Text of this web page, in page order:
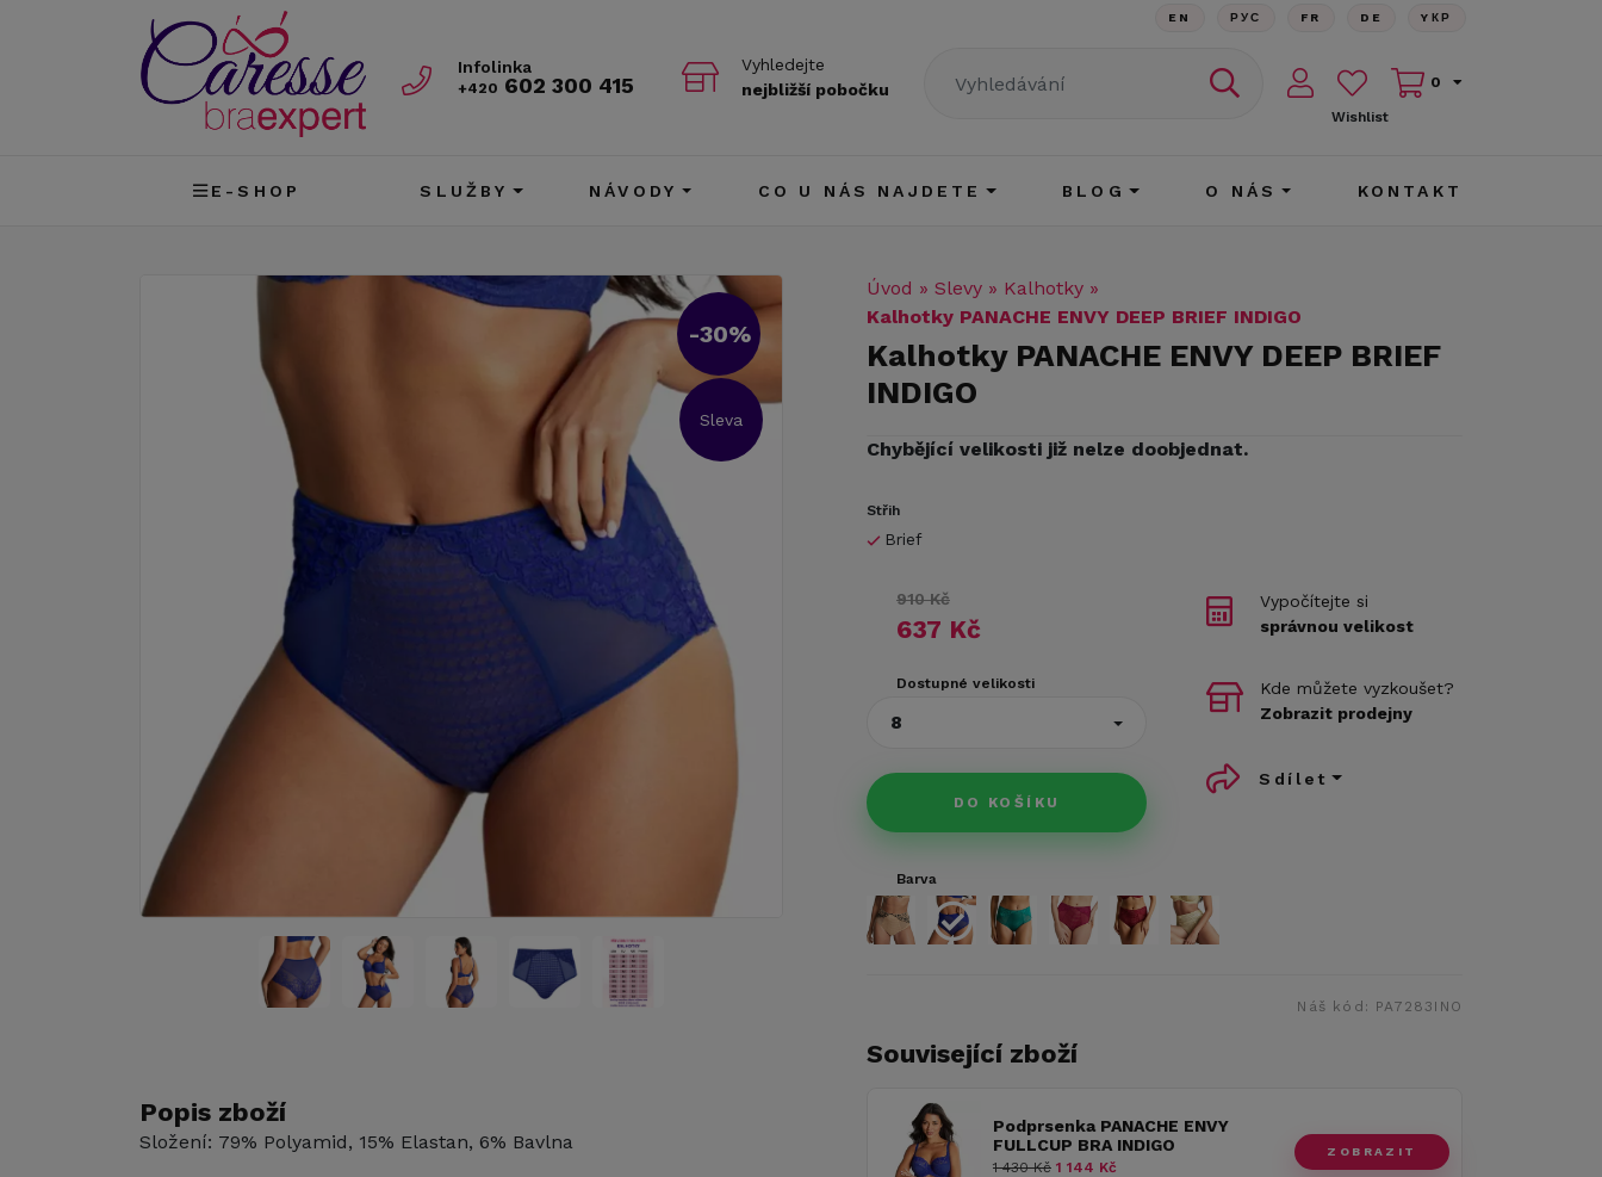
Infolinka
+420 602 300 415
Vyhledejte
nejbližší pobočku
EN РУС FR DE YКР
Wishlist
0
E-SHOP SLUŽBY NÁVODY CO U NÁS NAJDETE BLOG O NÁS KONTAKT
-30%
Sleva
Popis zboží
Složení: 79% Polyamid, 15% Elastan, 6% Bavlna
Úvod » Slevy » Kalhotky »
Kalhotky PANACHE ENVY DEEP BRIEF INDIGO
Kalhotky PANACHE ENVY DEEP BRIEF
INDIGO
Chybějící velikosti již nelze doobjednat.
Střih
Brief
910 Kč
637 Kč
Dostupné velikosti
8
DO KOŠÍKU
Vypočítejte si
správnou velikost
Kde můžete vyzkoušet?
Zobrazit prodejny
Sdílet
Barva
Náš kód: PA7283INO
Související zboží
Podprsenka PANACHE ENVY
FULLCUP BRA INDIGO
1 430 Kč 1 144 Kč
ZOBRAZIT